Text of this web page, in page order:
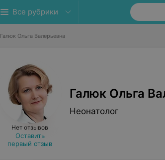
Все рубрики
Галюк Ольга Валерьевна
Нет отзывов
Оставить
первый отзыв
Галюк Ольга
Неонатолог